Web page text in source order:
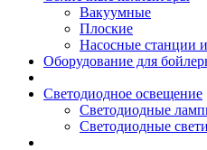
Вакуумные
Плоские
Насосные станции
Оборудование для
Светодиодное освещение
Светодиодные
Светодиодные